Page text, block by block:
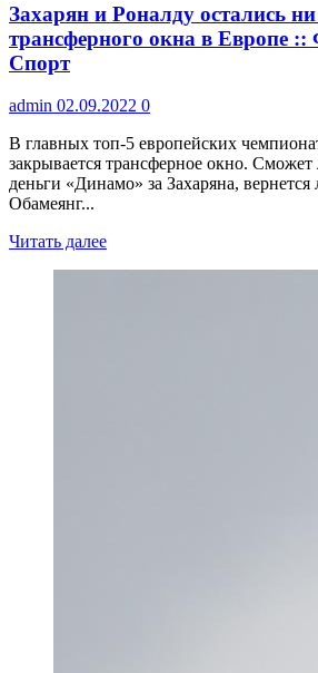
Захарян и Роналду остались
трансферного окна в Европе
Спорт
admin 02.09.2022 0
В главных топ-5 европейских
закрывается трансферное окно. Сможет
деньги «Динамо» за Захаряна,
Обамеянг...
Читать далее